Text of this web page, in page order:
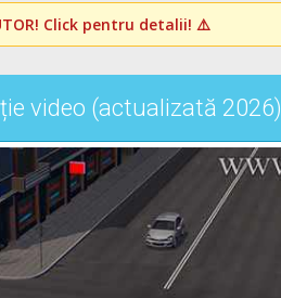
Click pentru detalii! ⚠️
video (actualizată 2026)